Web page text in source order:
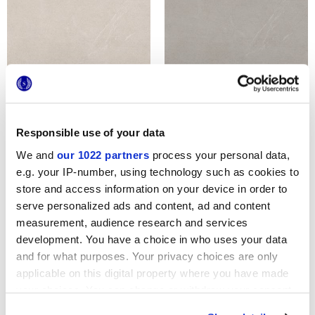
Responsible use of your data
We and our 1022 partners process your personal data,
e.g. your IP-number, using technology such as cookies to
store and access information on your device in order to
serve personalized ads and content, ad and content
measurement, audience research and services
development. You have a choice in who uses your data
and for what purposes. Your privacy choices are only
applicable on this digital property where you have made
your choices. You can change or withdraw your consent
ARKISTONE IVORY ARKISTONE LIGHT
ARKISTONE GREIGE ARKISTONE SILVER